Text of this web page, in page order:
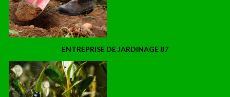
ENTREPRISE DE JARDINAGE 87